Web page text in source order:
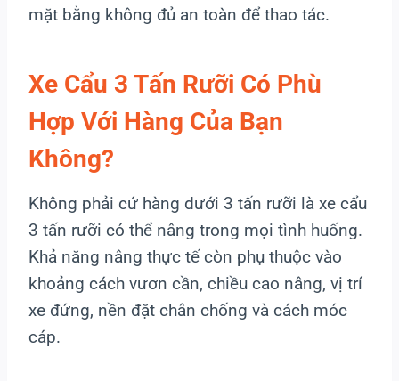
mặt bằng không đủ an toàn để thao tác.
Xe Cẩu 3 Tấn Rưỡi Có Phù
Hợp Với Hàng Của Bạn
Không?
Không phải cứ hàng dưới 3 tấn rưỡi là xe cẩu
3 tấn rưỡi có thể nâng trong mọi tình huống.
Khả năng nâng thực tế còn phụ thuộc vào
khoảng cách vươn cần, chiều cao nâng, vị trí
xe đứng, nền đặt chân chống và cách móc
cáp.